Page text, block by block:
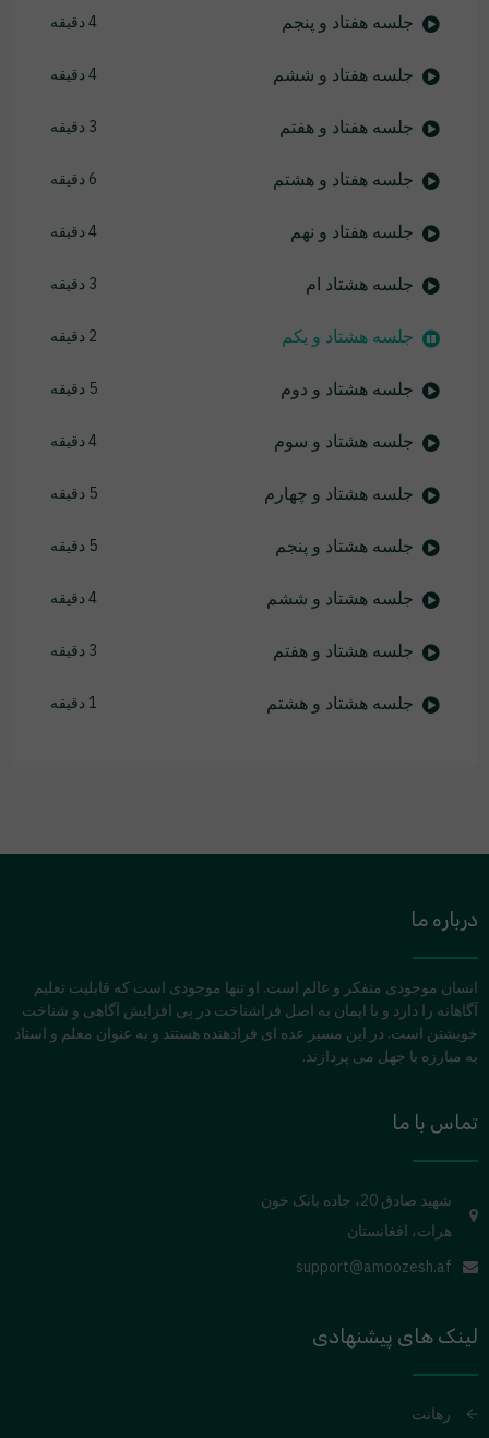
جلسه هفتاد و پنجم 4 دقیقه
جلسه هفتاد و ششم 4 دقیقه
جلسه هفتاد و هفتم 3 دقیقه
جلسه هفتاد و هشتم 6 دقیقه
جلسه هفتاد و نهم 4 دقیقه
جلسه هشتاد ام 3 دقیقه
جلسه هشتاد و یکم 2 دقیقه
جلسه هشتاد و دوم 5 دقیقه
جلسه هشتاد و سوم 4 دقیقه
جلسه هشتاد و چهارم 5 دقیقه
جلسه هشتاد و پنجم 5 دقیقه
جلسه هشتاد و ششم 4 دقیقه
جلسه هشتاد و هفتم 3 دقیقه
جلسه هشتاد و هشتم 1 دقیقه
درباره ما
انسان موجودی متفکر و عالم است. او تنها موجودی است که قابلیت تعلیم
آگاهانه را دارد و با ایمان به اصل فراشناخت در پی افزایش آگاهی و شناخت
خویشتن است. در این مسیر عده ای فرادهنده هستند و به عنوان معلم و استاد
به مبارزه با جهل می پردازند.
تماس با ما
شهید صادق 20، جاده بانک خون
هرات، افغانستان
support@amoozesh.af
لینک های پیشنهادی
رهانت